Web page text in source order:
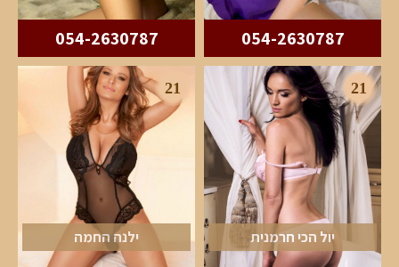
054-2630787
054-2630787
21
יול הכי חרמנית
21
ילנה החמה